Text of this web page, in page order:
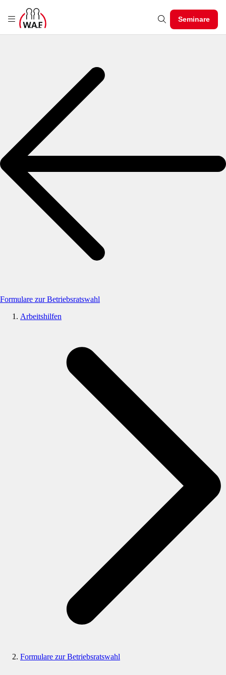
Seminare
Formulare zur Betriebsratswahl
Arbeitshilfen
Formulare zur Betriebsratswahl